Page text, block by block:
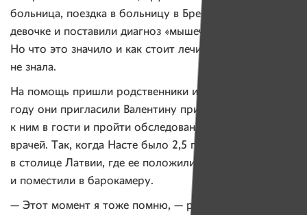
больница, поездка в больницу в Брест. В последней
девочке и поставили диагноз «мышечная дистрофия».
Но что это значило и как стоит лечиться, мама Насти
не знала.
На помощь пришли родственники из Риги. В 1993
году они пригласили Валентину приехать с дочерью
к ним в гости и пройти обследование у местных
врачей. Так, когда Насте было 2,5 года, она оказалась
в столице Латвии, где ее положили в больницу
и поместили в барокамеру.
— Этот момент я тоже помню, — рассказывает Настя.